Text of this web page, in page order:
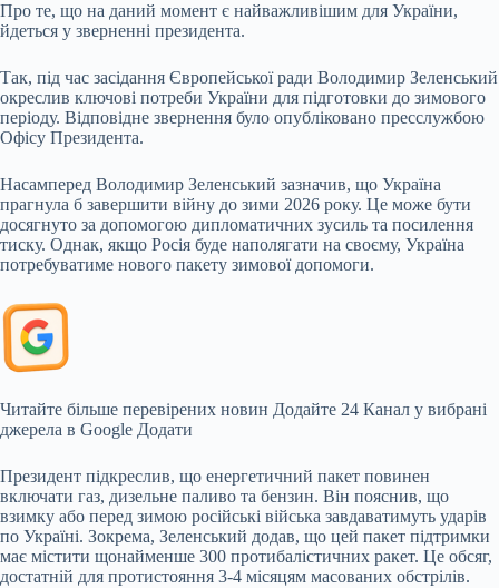
Про те, що на даний момент є найважливішим для України,
йдеться у зверненні президента.
Так, під час засідання Європейської ради Володимир Зеленський
окреслив ключові потреби України для підготовки до зимового
періоду. Відповідне звернення було опубліковано пресслужбою
Офісу Президента.
Насамперед Володимир Зеленський зазначив, що Україна
прагнула б завершити війну до зими 2026 року. Це може бути
досягнуто за допомогою дипломатичних зусиль та посилення
тиску. Однак, якщо Росія буде наполягати на своєму, Україна
потребуватиме нового пакету зимової допомоги.
Читайте більше перевірених новин Додайте 24 Канал у вибрані
джерела в Google Додати
Президент підкреслив, що енергетичний пакет повинен
включати газ, дизельне паливо та бензин. Він пояснив, що
взимку або перед зимою російські війська завдаватимуть ударів
по Україні. Зокрема, Зеленський додав, що цей пакет підтримки
має містити щонайменше 300 протибалістичних ракет. Це обсяг,
достатній для протистояння 3-4 місяцям масованих обстрілів.